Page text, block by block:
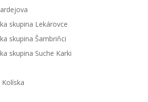
skupina Lekárovce
skupina Šambriňci
skupina Suche Karki